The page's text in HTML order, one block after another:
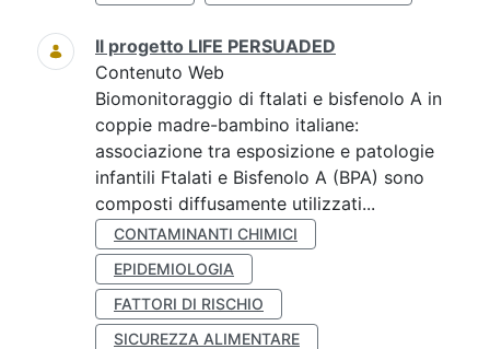
Il progetto LIFE PERSUADED
Contenuto Web
Biomonitoraggio di ftalati e bisfenolo A in
coppie madre-bambino italiane:
associazione tra esposizione e patologie
infantili Ftalati e Bisfenolo A (BPA) sono
composti diffusamente utilizzati...
CONTAMINANTI CHIMICI
EPIDEMIOLOGIA
FATTORI DI RISCHIO
SICUREZZA ALIMENTARE